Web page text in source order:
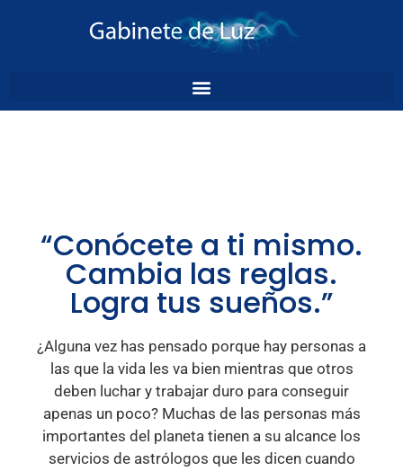
“Conócete a ti mismo.
Cambia las reglas.
Logra tus sueños.”
¿Alguna vez has pensado porque hay personas a
las que la vida les va bien mientras que otros
deben luchar y trabajar duro para conseguir
apenas un poco? Muchas de las personas más
importantes del planeta tienen a su alcance los
servicios de astrólogos que les dicen cuando